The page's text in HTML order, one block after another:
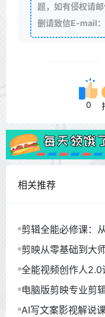
题，如有侵权请
删请致信E-mail
0
相关推荐
剪辑全能必修课：
剪映从零基础到大
全能视频创作人2.0
电脑版剪映专业剪
AI写文案影视解说